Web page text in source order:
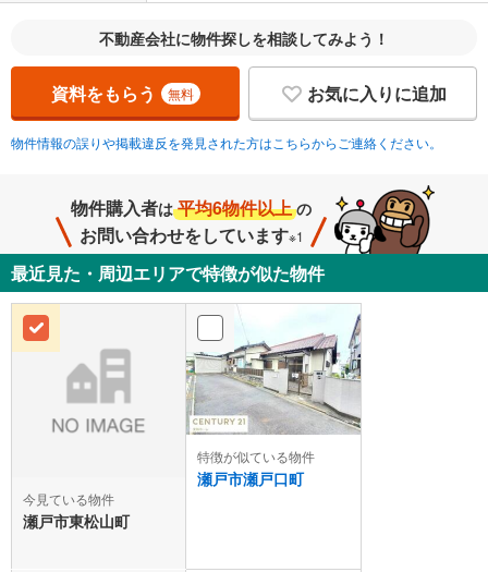
不動産会社に物件探しを相談してみよう！
資料をもらう 無料 お気に入りに追加
物件情報の誤りや掲載違反を発見された方はこちらからご連絡ください。
物件購入者は 平均6物件以上 の
お問い合わせをしています※1
最近見た・周辺エリアで特徴が似た物件
今見ている物件
瀬戸市東松山町
特徴が似ている物件
瀬戸市瀬戸口町